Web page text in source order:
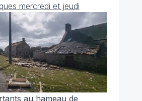
mercredi et jeudi
au hameau de